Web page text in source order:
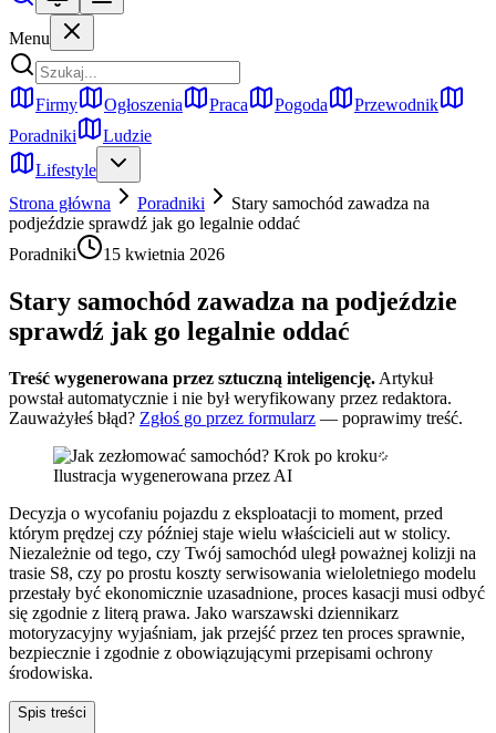
Menu
Firmy Ogłoszenia Praca Pogoda
Przewodnik
Poradniki
Ludzie
Lifestyle
Strona główna
Poradniki
Stary samochód zawadza na
podjeździe sprawdź jak go legalnie oddać
Poradniki
15 kwietnia 2026
Stary samochód zawadza na podjeździe
sprawdź jak go legalnie oddać
Treść wygenerowana przez sztuczną inteligencję. Artykuł
powstał automatycznie i nie był weryfikowany przez redaktora.
Zauważyłeś błąd? Zgłoś go przez formularz — poprawimy treść.
Ilustracja wygenerowana przez AI
Decyzja o wycofaniu pojazdu z eksploatacji to moment, przed
którym prędzej czy później staje wielu właścicieli aut w stolicy.
Niezależnie od tego, czy Twój samochód uległ poważnej kolizji na
trasie S8, czy po prostu koszty serwisowania wieloletniego modelu
przestały być ekonomicznie uzasadnione, proces kasacji musi odbyć
się zgodnie z literą prawa. Jako warszawski dziennikarz
motoryzacyjny wyjaśniam, jak przejść przez ten proces sprawnie,
bezpiecznie i zgodnie z obowiązującymi przepisami ochrony
środowiska.
Spis treści